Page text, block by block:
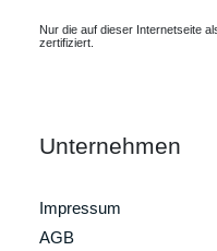
Nur die auf dieser Internetseite
zertifiziert.
Unternehmen
Impressum
AGB